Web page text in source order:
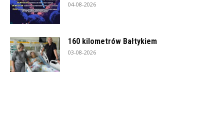
04-08-2026
160 kilometrów Bałtykiem
03-08-2026